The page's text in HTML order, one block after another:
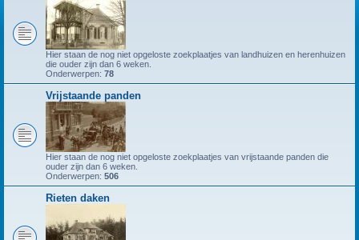
Hier staan de nog niet opgeloste zoekplaatjes van landhuizen en herenhuizen
die ouder zijn dan 6 weken.
Onderwerpen: 78
Vrijstaande panden
Hier staan de nog niet opgeloste zoekplaatjes van vrijstaande panden die
ouder zijn dan 6 weken.
Onderwerpen: 506
Rieten daken